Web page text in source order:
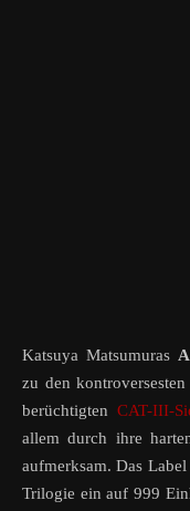
Katsuya Matsumuras
zu den
berüchtigtenCAT-III-
allem durch ihre
aufmerksam. Das
Trilogie ein auf 999